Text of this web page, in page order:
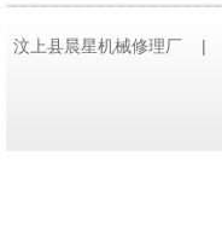
汶上县晨星机械修理厂